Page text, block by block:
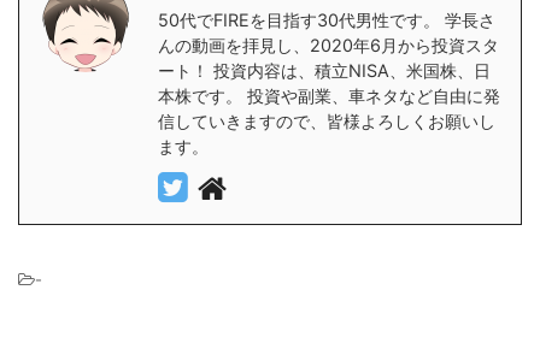
50代でFIREを目指す30代男性です。 学長さ
んの動画を拝見し、2020年6月から投資スタ
ート！ 投資内容は、積立NISA、米国株、日
本株です。 投資や副業、車ネタなど自由に発
信していきますので、皆様よろしくお願いし
ます。
-